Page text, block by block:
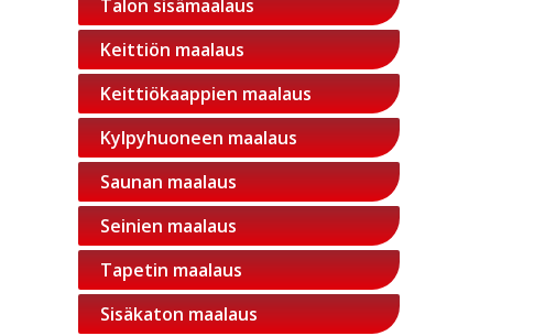
Talon sisämaalaus
Keittiön maalaus
Keittiökaappien maalaus
Kylpyhuoneen maalaus
Saunan maalaus
Seinien maalaus
Tapetin maalaus
Sisäkaton maalaus